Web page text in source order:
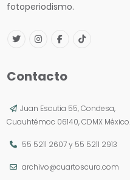
fotoperiodismo.
Contacto
Juan Escutia 55, Condesa,
Cuauhtémoc 06140, CDMX México.
55 5211 2607y 55 5211 2913
archivo@cuartoscuro.com